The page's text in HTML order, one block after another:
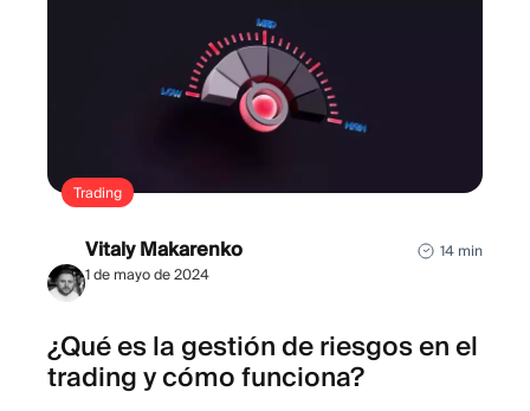
Trading
Vitaly Makarenko
1 de mayo de 2024
14 min
¿Qué es la gestión de riesgos en el
trading y cómo funciona?